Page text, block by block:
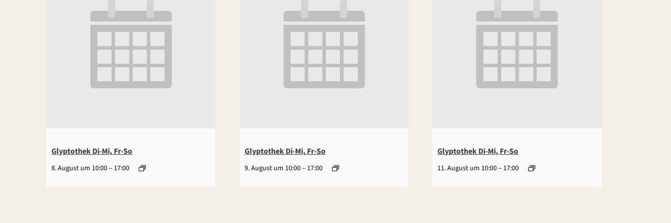
Glyptothek Di-Mi, Fr-So
8. August um 10:00– 17:00
Glyptothek Di-Mi, Fr-So
9. August um 10:00– 17:00
Glyptothek Di-Mi, Fr-So
11. August um 10:00– 17:00